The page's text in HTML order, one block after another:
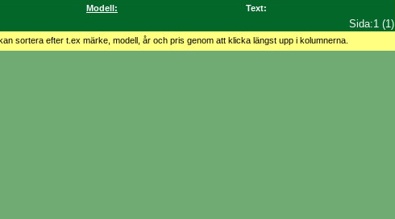
Modell: Text:
Sida:1 (1)
sortera efter t.ex märke, modell, år och pris genom att klicka längst upp i kolumnerna.